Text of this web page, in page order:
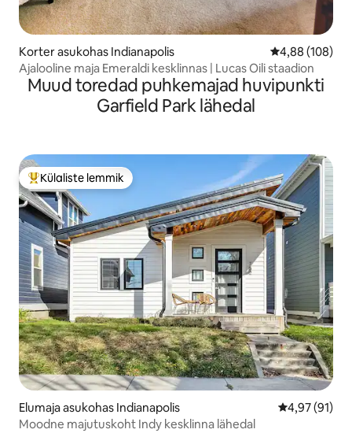
Korter asukohas Indianapolis Keskmine
4,88 (108)
Ajalooline maja Emeraldi kesklinnas | Lucas Oili staadion
Muud toredad puhkemajad huvipunkti
Garfield Park lähedal
Külaliste suur lemmik
Külaliste lemmik
Elumaja asukohas Indianapolis Keskmine
4,97 (91)
Moodne majutuskoht Indy kesklinna lähedal